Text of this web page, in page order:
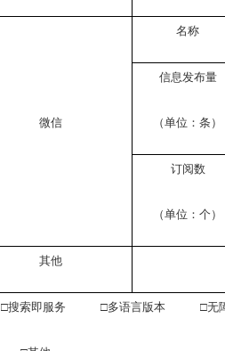
微信
名称
信息发布量
（单位：条）
订阅数
（单位：个）
其他
□搜索即服务 □多语言版本 □无